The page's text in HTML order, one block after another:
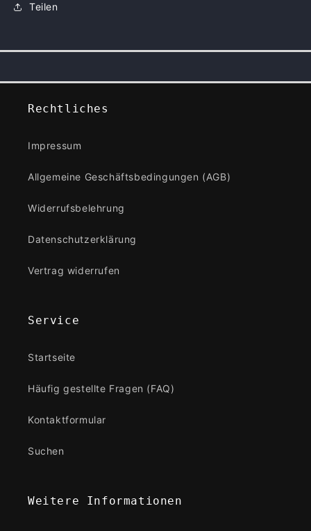
Teilen
Rechtliches
Impressum
Allgemeine Geschäftsbedingungen (AGB)
Widerrufsbelehrung
Datenschutzerklärung
Vertrag widerrufen
Service
Startseite
Häufig gestellte Fragen (FAQ)
Kontaktformular
Suchen
Weitere Informationen